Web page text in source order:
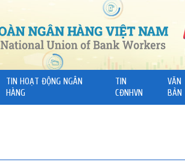
TIN HOẠT ĐỘNG NGÂN
HÀNG
TIN
CĐNHVN
VĂN
BẢN